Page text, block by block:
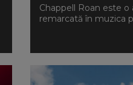
Chappell Roan este o
remarcată în muzica